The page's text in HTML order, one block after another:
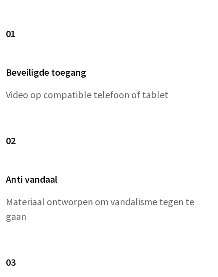
01
Beveiligde toegang
Video op compatible telefoon of tablet
02
Anti vandaal
Materiaal ontworpen om vandalisme tegen te
gaan
03